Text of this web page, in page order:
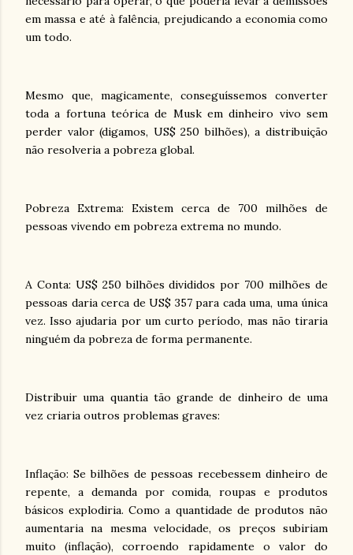
em massa e até à falência, prejudicando a economia como
um todo.
Mesmo que, magicamente, conseguíssemos converter
toda a fortuna teórica de Musk em dinheiro vivo sem
perder valor (digamos, US$ 250 bilhões), a distribuição
não resolveria a pobreza global.
Pobreza Extrema: Existem cerca de 700 milhões de
pessoas vivendo em pobreza extrema no mundo.
A Conta: US$ 250 bilhões divididos por 700 milhões de
pessoas daria cerca de US$ 357 para cada uma, uma única
vez. Isso ajudaria por um curto período, mas não tiraria
ninguém da pobreza de forma permanente.
Distribuir uma quantia tão grande de dinheiro de uma
vez criaria outros problemas graves:
Inflação: Se bilhões de pessoas recebessem dinheiro de
repente, a demanda por comida, roupas e produtos
básicos explodiria. Como a quantidade de produtos não
aumentaria na mesma velocidade, os preços subiriam
muito (inflação), corroendo rapidamente o valor do